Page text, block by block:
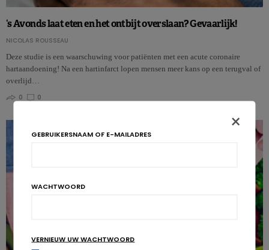
‘s Avonds laat eten en het ontbijt overslaan? Gevaarlijk!
NICOLAS ROUSSEAU
Deze studie is een waarschuwing voor patiënten met een acute coronaire
hartaandoening! Na een hartinfarct lopen mensen meer kans op een terugval of
overlijd…
0
0
×
GEBRUIKERSNAAM OF E-MAILADRES
WACHTWOORD
VERNIEUW UW WACHTWOORD